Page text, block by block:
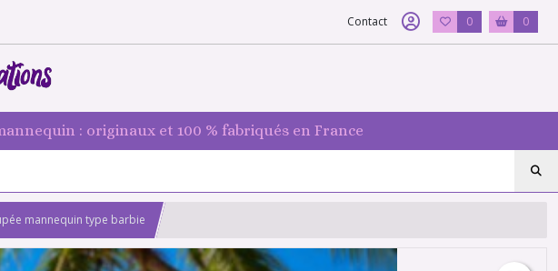
Contact 0 0
: originaux et 100 % fabriqués en France
mannequin type barbie